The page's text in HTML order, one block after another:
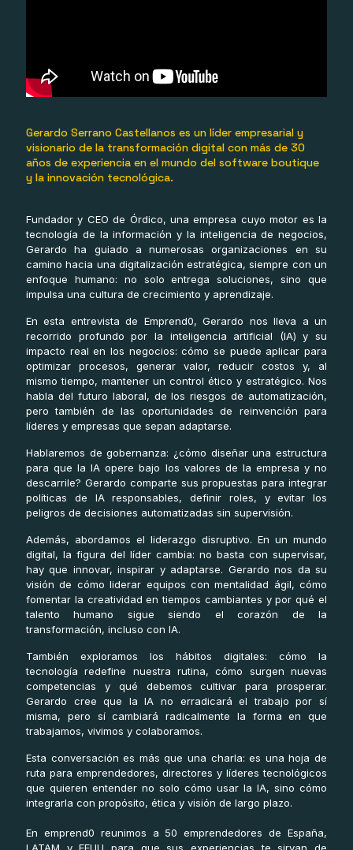
Gerardo Serrano Castellanos es un líder empresarial y
visionario de la transformación digital con más de 30
años de experiencia en el mundo del software boutique
y la innovación tecnológica.
Fundador y CEO de Órdico, una empresa cuyo motor es la
tecnología de la información y la inteligencia de negocios,
Gerardo ha guiado a numerosas organizaciones en su
camino hacia una digitalización estratégica, siempre con un
enfoque humano: no solo entrega soluciones, sino que
impulsa una cultura de crecimiento y aprendizaje.
En esta entrevista de Emprend0, Gerardo nos lleva a un
recorrido profundo por la inteligencia artificial (IA) y su
impacto real en los negocios: cómo se puede aplicar para
optimizar procesos, generar valor, reducir costos y, al
mismo tiempo, mantener un control ético y estratégico. Nos
habla del futuro laboral, de los riesgos de automatización,
pero también de las oportunidades de reinvención para
líderes y empresas que sepan adaptarse.
Hablaremos de gobernanza: ¿cómo diseñar una estructura
para que la IA opere bajo los valores de la empresa y no
descarrile? Gerardo comparte sus propuestas para integrar
políticas de IA responsables, definir roles, y evitar los
peligros de decisiones automatizadas sin supervisión.
Además, abordamos el liderazgo disruptivo. En un mundo
digital, la figura del líder cambia: no basta con supervisar,
hay que innovar, inspirar y adaptarse. Gerardo nos da su
visión de cómo liderar equipos con mentalidad ágil, cómo
fomentar la creatividad en tiempos cambiantes y por qué el
talento humano sigue siendo el corazón de la
transformación, incluso con IA.
También exploramos los hábitos digitales: cómo la
tecnología redefine nuestra rutina, cómo surgen nuevas
competencias y qué debemos cultivar para prosperar.
Gerardo cree que la IA no erradicará el trabajo por sí
misma, pero sí cambiará radicalmente la forma en que
trabajamos, vivimos y colaboramos.
Esta conversación es más que una charla: es una hoja de
ruta para emprendedores, directores y líderes tecnológicos
que quieren entender no solo cómo usar la IA, sino cómo
integrarla con propósito, ética y visión de largo plazo.
En emprend0 reunimos a 50 emprendedores de España,